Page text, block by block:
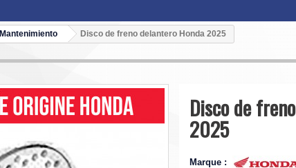
Mantenimiento Disco de freno delantero Honda 2025
Disco de
2025
Marque :